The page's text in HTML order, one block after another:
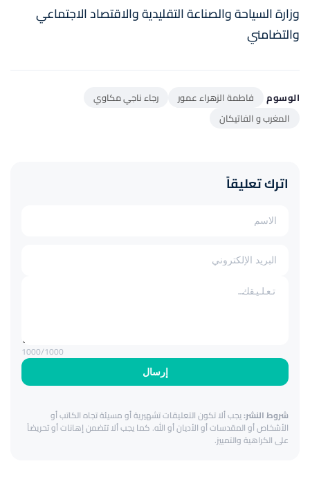
وزارة السياحة والصناعة التقليدية والاقتصاد الاجتماعي
والتضامني
الوسوم فاطمة الزهراء عمور
رجاء ناجي مكاوي
المغرب و الفاتيكان
اترك تعليقاً
إرسال
1000/1000
شروط النشر:يجب ألا تكون التعليقات تشهيرية أو مسيئة تجاه الكاتب أو
الأشخاص أو المقدسات أو الأديان أو الله. كما يجب ألا تتضمن إهانات أو تحريضاً
على الكراهية والتمييز.